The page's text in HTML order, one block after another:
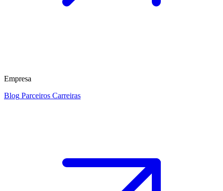
Empresa
Blog Parceiros Carreiras